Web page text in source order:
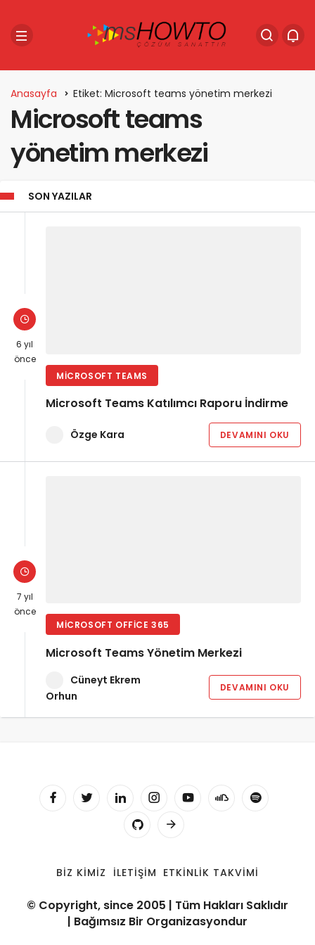
Anasayfa Etiket: Microsoft teams yönetim merkezi
Microsoft teams
yönetim merkezi
SON YAZILAR
6 yıl
önce
MICROSOFT TEAMS
Microsoft Teams Katılımcı Raporu İndirme
Özge Kara DEVAMINI OKU
7 yıl
önce
MICROSOFT OFFICE 365
Microsoft Teams Yönetim Merkezi
Cüneyt Ekrem
Orhun
DEVAMINI OKU
BIZ KIMIZ İLETIŞIM ETKINLIK TAKVIMI
© Copyright, since 2005 | Tüm Hakları Saklıdır
| Bağımsız Bir Organizasyondur